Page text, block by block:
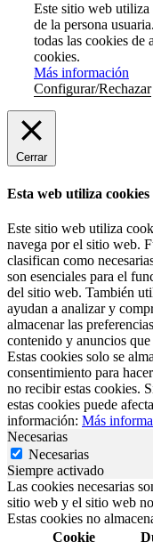
Este sitio web utiliza
de la persona
todas las cookies de
cookies.
Más información
Configurar/Rechazar
Cerrar
Esta web utiliza cookies
Este sitio web utiliza
navega por el sitio web.
clasifican como
son esenciales para el
del sitio web. También
ayudan a analizar y
almacenar las
contenido y anuncios que
Estas cookies solo se
consentimiento para
no recibir estas cookies.
estas cookies puede
información: Más
Necesarias
Necesarias
Siempre activado
Las cookies necesarias
sitio web y el sitio web
Estas cookies no
Cookie